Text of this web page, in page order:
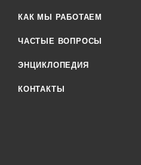
КАК МЫ РАБОТАЕМ
ЧАСТЫЕ ВОПРОСЫ
ЭНЦИКЛОПЕДИЯ
КОНТАКТЫ